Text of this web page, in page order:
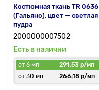
Костюмная ткань TR 0636
(Гальяно), цвет — светлая
пудра
2000000007502
Есть в наличии
от 6 мп
291.53 р/мп
от 30 мп
266.18 р/мп